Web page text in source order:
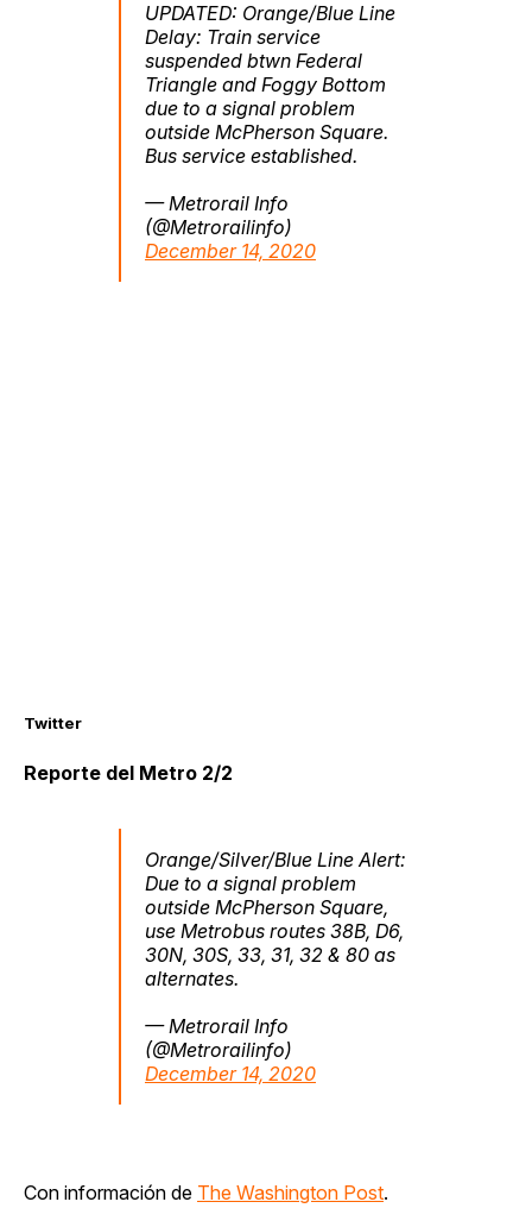
UPDATED: Orange/Blue Line
Delay: Train service
suspended btwn Federal
Triangle and Foggy Bottom
due to a signal problem
outside McPherson Square.
Bus service established.
— Metrorail Info
(@Metrorailinfo)
December 14, 2020
Twitter
Reporte del Metro 2/2
Orange/Silver/Blue Line Alert:
Due to a signal problem
outside McPherson Square,
use Metrobus routes 38B, D6,
30N, 30S, 33, 31, 32 & 80 as
alternates.
— Metrorail Info
(@Metrorailinfo)
December 14, 2020
Con información de The Washington Post.